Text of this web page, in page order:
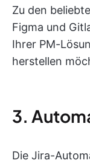
Zu den
Figma und
Ihrer PM-
herstellen
3.
Die Jira-